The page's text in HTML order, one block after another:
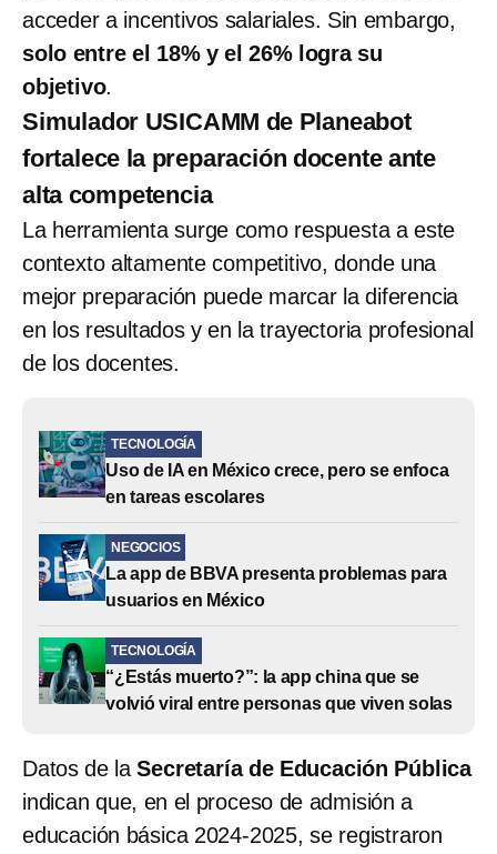
acceder a incentivos salariales. Sin embargo,
solo entre el 18% y el 26% logra su
objetivo.
Simulador USICAMM de Planeabot
fortalece la preparación docente ante
alta competencia
La herramienta surge como respuesta a este
contexto altamente competitivo, donde una
mejor preparación puede marcar la diferencia
en los resultados y en la trayectoria profesional
de los docentes.
TECNOLOGÍA
Uso de IA en México crece, pero se enfoca
en tareas escolares
NEGOCIOS
La app de BBVA presenta problemas para
usuarios en México
TECNOLOGÍA
“¿Estás muerto?”: la app china que se
volvió viral entre personas que viven solas
Datos de laSecretaría de Educación Pública
indican que, en el proceso de admisión a
educación básica 2024-2025, se registraron